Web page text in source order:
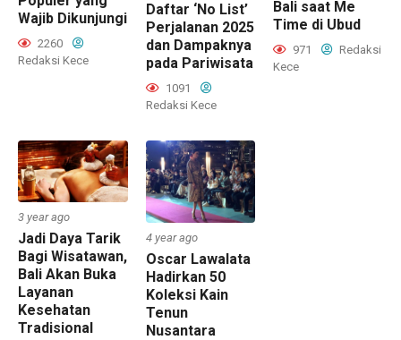
Wajib Dikunjungi
2260
Redaksi Kece
Daftar ‘No List’
Perjalanan 2025
dan Dampaknya
pada Pariwisata
1091
Redaksi Kece
Bali saat Me
Time di Ubud
971
Redaksi
Kece
3 year ago
Jadi Daya Tarik
Bagi Wisatawan,
Bali Akan Buka
Layanan
Kesehatan
Tradisional
4 year ago
Oscar Lawalata
Hadirkan 50
Koleksi Kain
Tenun
Nusantara